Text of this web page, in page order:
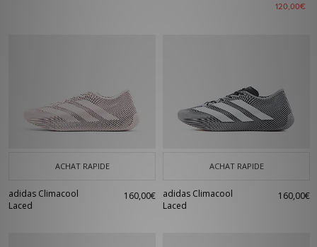
120,00€
ACHAT RAPIDE
adidas Climacool
Laced
160,00€
ACHAT RAPIDE
adidas Climacool
Laced
160,00€